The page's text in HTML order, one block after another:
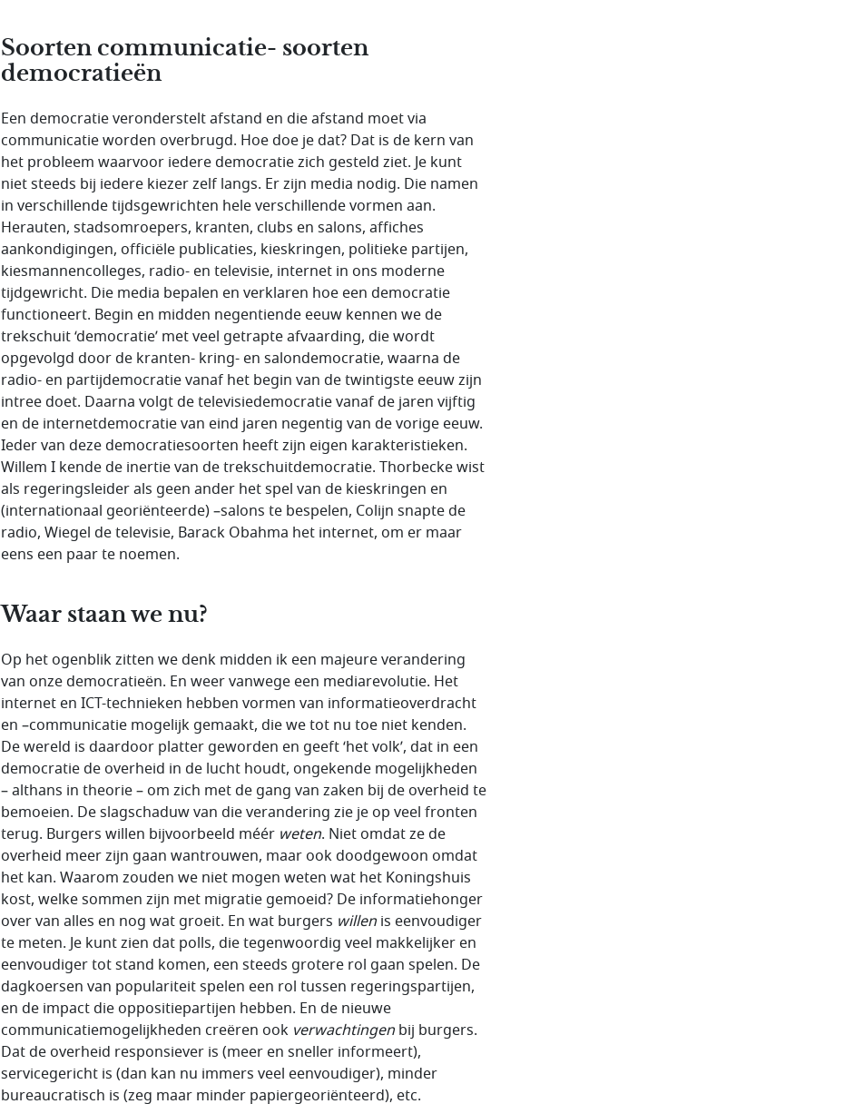
Soorten communicatie- soorten
democratieën
Een democratie veronderstelt afstand en die afstand moet via
communicatie worden overbrugd. Hoe doe je dat? Dat is de kern van
het probleem waarvoor iedere democratie zich gesteld ziet. Je kunt
niet steeds bij iedere kiezer zelf langs. Er zijn media nodig. Die namen
in verschillende tijdsgewrichten hele verschillende vormen aan.
Herauten, stadsomroepers, kranten, clubs en salons, affiches
aankondigingen, officiële publicaties, kieskringen, politieke partijen,
kiesmannencolleges, radio- en televisie, internet in ons moderne
tijdgewricht. Die media bepalen en verklaren hoe een democratie
functioneert. Begin en midden negentiende eeuw kennen we de
trekschuit ‘democratie’ met veel getrapte afvaarding, die wordt
opgevolgd door de kranten- kring- en salondemocratie, waarna de
radio- en partijdemocratie vanaf het begin van de twintigste eeuw zijn
intree doet. Daarna volgt de televisiedemocratie vanaf de jaren vijftig
en de internetdemocratie van eind jaren negentig van de vorige eeuw.
Ieder van deze democratiesoorten heeft zijn eigen karakteristieken.
Willem I kende de inertie van de trekschuitdemocratie. Thorbecke wist
als regeringsleider als geen ander het spel van de kieskringen en
(internationaal georiënteerde) –salons te bespelen, Colijn snapte de
radio, Wiegel de televisie, Barack Obahma het internet, om er maar
eens een paar te noemen.
Waar staan we nu?
Op het ogenblik zitten we denk midden ik een majeure verandering
van onze democratieën. En weer vanwege een mediarevolutie. Het
internet en ICT-technieken hebben vormen van informatieoverdracht
en –communicatie mogelijk gemaakt, die we tot nu toe niet kenden.
De wereld is daardoor platter geworden en geeft ‘het volk’, dat in een
democratie de overheid in de lucht houdt, ongekende mogelijkheden
– althans in theorie – om zich met de gang van zaken bij de overheid te
bemoeien. De slagschaduw van die verandering zie je op veel fronten
terug. Burgers willen bijvoorbeeld méér weten. Niet omdat ze de
overheid meer zijn gaan wantrouwen, maar ook doodgewoon omdat
het kan. Waarom zouden we niet mogen weten wat het Koningshuis
kost, welke sommen zijn met migratie gemoeid? De informatiehonger
over van alles en nog wat groeit. En wat burgers willen is eenvoudiger
te meten. Je kunt zien dat polls, die tegenwoordig veel makkelijker en
eenvoudiger tot stand komen, een steeds grotere rol gaan spelen. De
dagkoersen van populariteit spelen een rol tussen regeringspartijen,
en de impact die oppositiepartijen hebben. En de nieuwe
communicatiemogelijkheden creëren ook verwachtingen bij burgers.
Dat de overheid responsiever is (meer en sneller informeert),
servicegericht is (dan kan nu immers veel eenvoudiger), minder
bureaucratisch is (zeg maar minder papiergeoriënteerd), etc.